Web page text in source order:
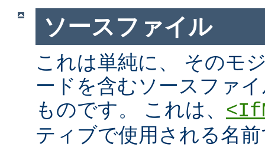
ソースファイル
これは単純に、 そのモ
ードを含むソースファ
ものです。 これは、
ティブで使用される名